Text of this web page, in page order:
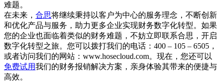
难题。
在未来， 合思将继续秉持以客户为中心的服务理念，不断创新
和优化产品与服务，助力更多企业实现财务数字化转型。如果
您的企业也面临着类似的财务难题，不妨立即联系合思，开启
数字化转型之旅。您可以拨打我们的电话：400 – 105 – 6505，
或者访问我们的网站：www.hosecloud.com。现在，您还可以
免费试用我们的财务报销解决方案，亲身体验其带来的便捷与
高效。